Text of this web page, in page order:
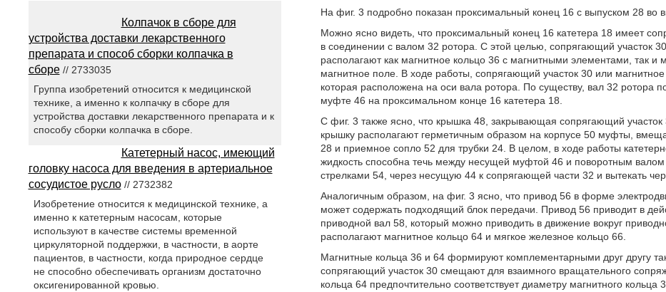
На фиг. 3 подробно показан проксимальный конец 16 с выпуском 28 во
Можно ясно видеть, что проксимальный конец 16 катетера 18 имеет
в соединении с валом 32 ротора. С этой целью, сопрягающий участок
располагают как магнитное кольцо 36 с магнитными элементами, так и
магнитное поле. В ходе работы, сопрягающий участок 30 или
которая расположена на оси вала ротора. По существу, вал 32 ротора
муфте 46 на проксимальном конце 16 катетера 18.
С фиг. 3 также ясно, что крышка 48, закрывающая сопрягающий
крышку располагают герметичным образом на корпусе 50 муфты,
28 и приемное сопло 52 для трубки 24. В целом, в ходе работы
жидкость способна течь между несущей муфтой 46 и поворотным
стрелками 54, через несущую 44 к сопрягающей части 32 и вытекать
Аналогичным образом, на фиг. 3 ясно, что привод 56 в форме
может содержать подходящий блок передачи. Привод 56 приводит в
приводной вал 58, который можно приводить в движение вокруг
располагают магнитное кольцо 64 и мягкое железное кольцо 66.
Магнитные кольца 36 и 64 формируют комплементарными друг другу
сопрягающий участок 30 смещают для взаимного вращательного
кольца 64 предпочтительно соответствует диаметру магнитного кольца
Колпачок в сборе для
устройства доставки лекарственного
препарата и способ сборки колпачка в
сборе// 2733035
Группа изобретений относится к медицинской
технике, а именно к колпачку в сборе для
устройства доставки лекарственного препарата и к
способу сборки колпачка в сборе.
Катетерный насос, имеющий
головку насоса для введения в артериальное
сосудистое русло// 2732382
Изобретение относится к медицинской технике, а
именно к катетерным насосам, которые
используют в качестве системы временной
циркуляторной поддержки, в частности, в аорте
пациентов, в частности, когда природное сердце
не способно обеспечивать организм достаточно
оксигенированной кровью.